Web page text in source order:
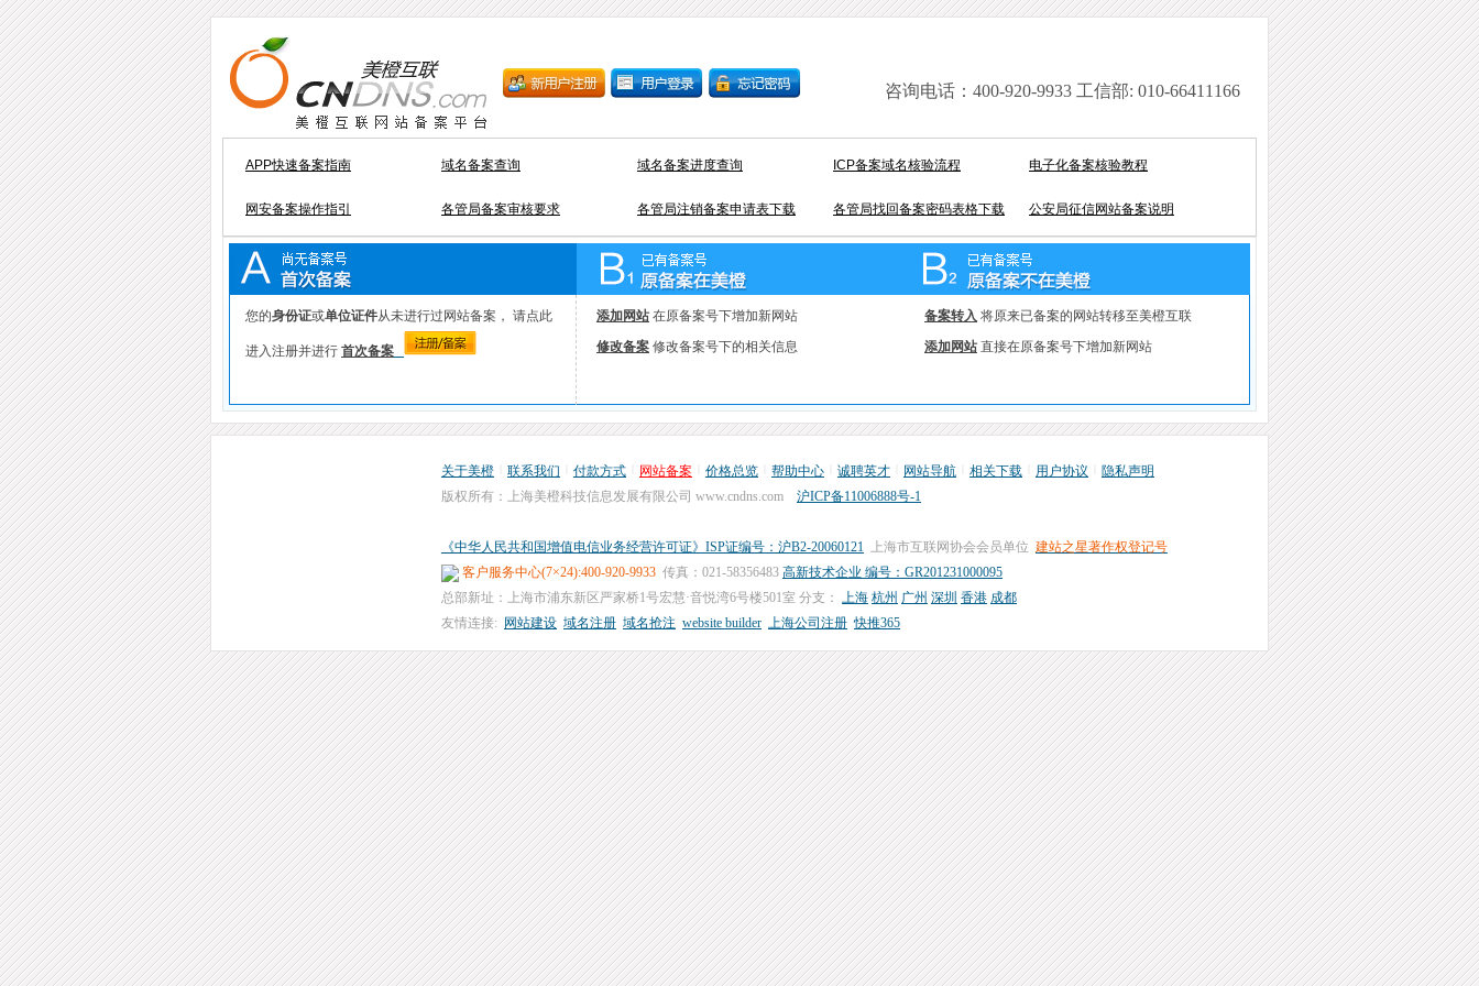
咨询电话：400-920-9933 工信部: 010-66411166
APP快速备案指南 域名备案查询 域名备案进度查询 ICP备案域名核验流程 电子化备案核验教程
网安备案操作指引 各管局备案审核要求 各管局注销备案申请表下载 各管局找回备案密码表格下载 公安局征信网站备案说明
您的身份证或单位证件从未进行过网站备案， 请点此
进入注册并进行 首次备案
添加网站 在原备案号下增加新网站
修改备案 修改备案号下的相关信息
备案转入 将原来已备案的网站转移至美橙互联
添加网站 直接在原备案号下增加新网站
关于美橙 联系我们 付款方式 网站备案 价格总览 帮助中心 诚聘英才 网站导航 相关下载 用户协议
隐私声明
版权所有：上海美橙科技信息发展有限公司 www.cndns.com 沪ICP备11006888号-1
《中华人民共和国增值电信业务经营许可证》ISP证编号：沪B2-20060121 上海市互联网协会会员单位 建站之星著作权登记号
客户服务中心(7×24):400-920-9933 传真：021-58356483 高新技术企业 编号：GR201231000095
总部新址：上海市浦东新区严家桥1号宏慧·音悦湾6号楼501室 分支： 上海 杭州 广州 深圳 香港 成都
友情连接:
网站建设 域名注册 域名抢注 website builder 上海公司注册 快推365